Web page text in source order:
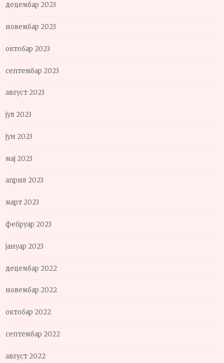
децембар 2023
новембар 2023
октобар 2023
септембар 2023
август 2023
јул 2023
јун 2023
мај 2023
април 2023
март 2023
фебруар 2023
јануар 2023
децембар 2022
новембар 2022
октобар 2022
септембар 2022
август 2022